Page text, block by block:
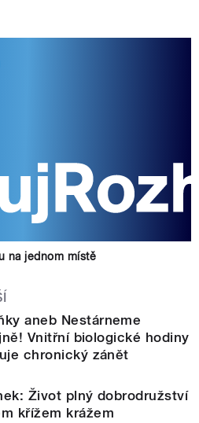
na jednom místě
aneb Nestárneme
Vnitřní biologické hodiny
chronický zánět
Život plný dobrodružství
křížem krážem